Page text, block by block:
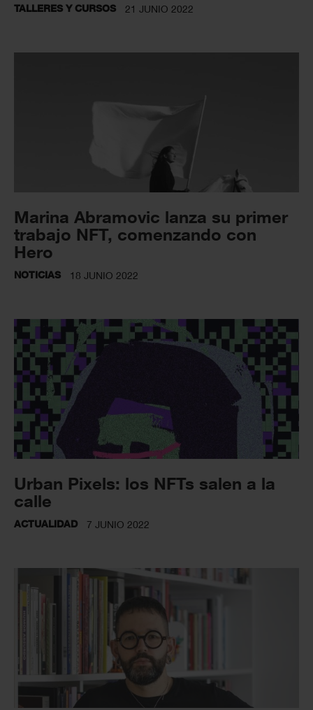
TALLERES Y CURSOS 21 JUNIO 2022
Marina Abramovic lanza su primer
trabajo NFT, comenzando con
Hero
NOTICIAS 18 JUNIO 2022
Urban Pixels: los NFTs salen a la
calle
ACTUALIDAD 7 JUNIO 2022